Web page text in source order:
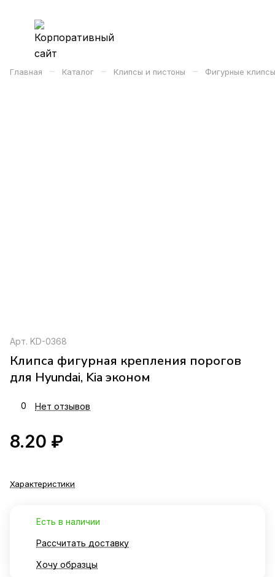
Главная – Каталог – Клипсы и пистоны – Фигурные
Арт. KD-0368
Клипса фигурная крепления порогов
для Hyundai, Kia эконом
0 Нет отзывов
8.20 ₽
Характеристики
Есть в наличии
Рассчитать доставку
Хочу образцы